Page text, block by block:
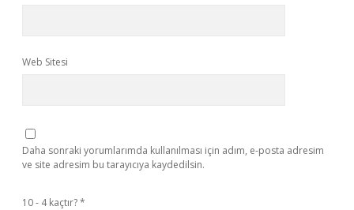
Web Sitesi
Daha sonraki yorumlarımda kullanılması için adım, e-posta adresim
ve site adresim bu tarayıcıya kaydedilsin.
10 - 4 kaçtır?*